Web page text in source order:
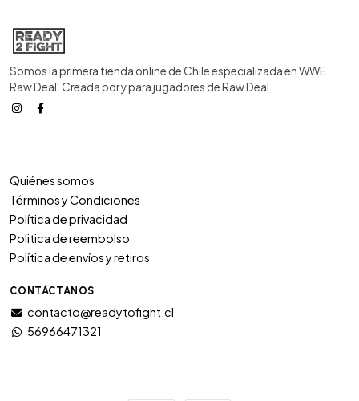
Somos la primera tienda online de Chile especializada en WWE
Raw Deal. Creada por y para jugadores de Raw Deal.
Quiénes somos
Términos y Condiciones
Política de privacidad
Politica de reembolso
Política de envíos y retiros
CONTÁCTANOS
contacto@readytofight.cl
56966471321